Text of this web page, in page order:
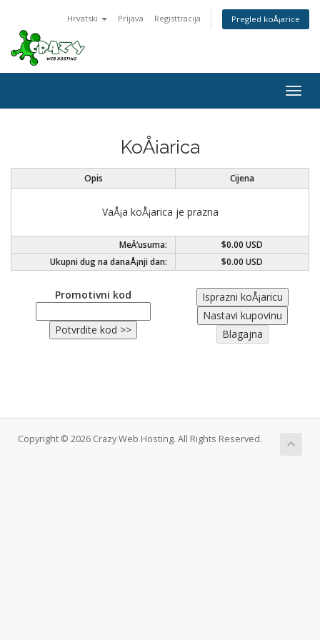
Hrvatski Prijava Registtracija Pregled koÅ¡arice
KoÅ¡arica
Opis Cijena
VaÅ¡a koÅ¡arica je prazna
MeÄ‘usuma:
$0.00 USD
Ukupni dug na danaÅ¡nji dan:
$0.00 USD
Promotivni kod
Copyright © 2026 Crazy Web Hosting. All Rights Reserved.